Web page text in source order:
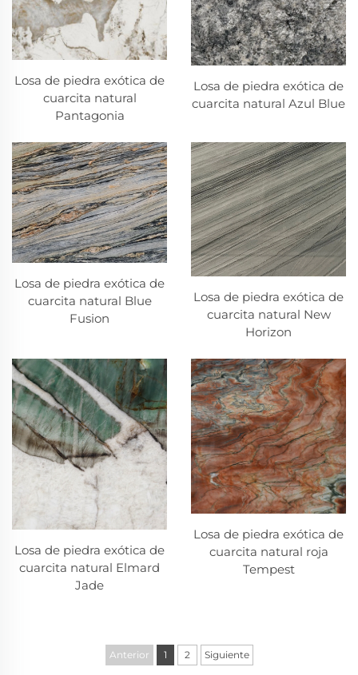
Losa de piedra exótica de
cuarcita natural
Pantagonia
Losa de piedra exótica de
cuarcita natural Azul Blue
Losa de piedra exótica de
cuarcita natural Blue
Fusion
Losa de piedra exótica de
cuarcita natural New
Horizon
Losa de piedra exótica de
cuarcita natural Elmard
Jade
Losa de piedra exótica de
cuarcita natural roja
Tempest
Anterior 1 2 Siguiente